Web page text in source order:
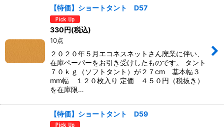
【特価】ショートタント D57
330円(税込)
10点
２０２０年５月エコネスネットさん廃業に伴い、
在庫ペーパーをお引き受けしたものです。 タント
７０ｋｇ（ソフトタント）が２７cm 基本幅３
mm幅 １２０枚入り 定価 ４５０円（税抜き）
を在庫限…
【特価】ショートタント D59